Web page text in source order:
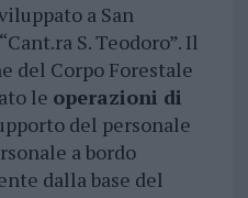
a San
S. Teodoro”. Il
del Corpo Forestale
le operazioni di
del personale
a bordo
dalla base del